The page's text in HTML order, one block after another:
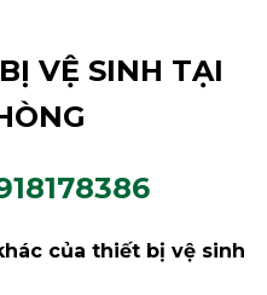
VỆ SINH TẠI
của thiết bị vệ sinh